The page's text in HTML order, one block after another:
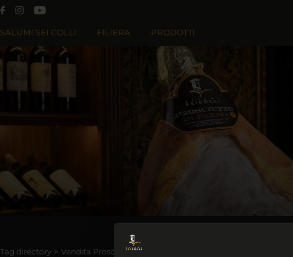
SALUMI SEI COLLI
Filosofia
FILIERA
Filiera Cooperativa Effeciesse
PRODOTTI
Tag directory > Vendita Prosciutto di Parma